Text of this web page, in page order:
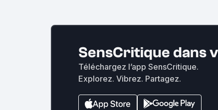
SensCritique dans
Téléchargez l’app SensCritique.
Explorez. Vibrez. Partagez.